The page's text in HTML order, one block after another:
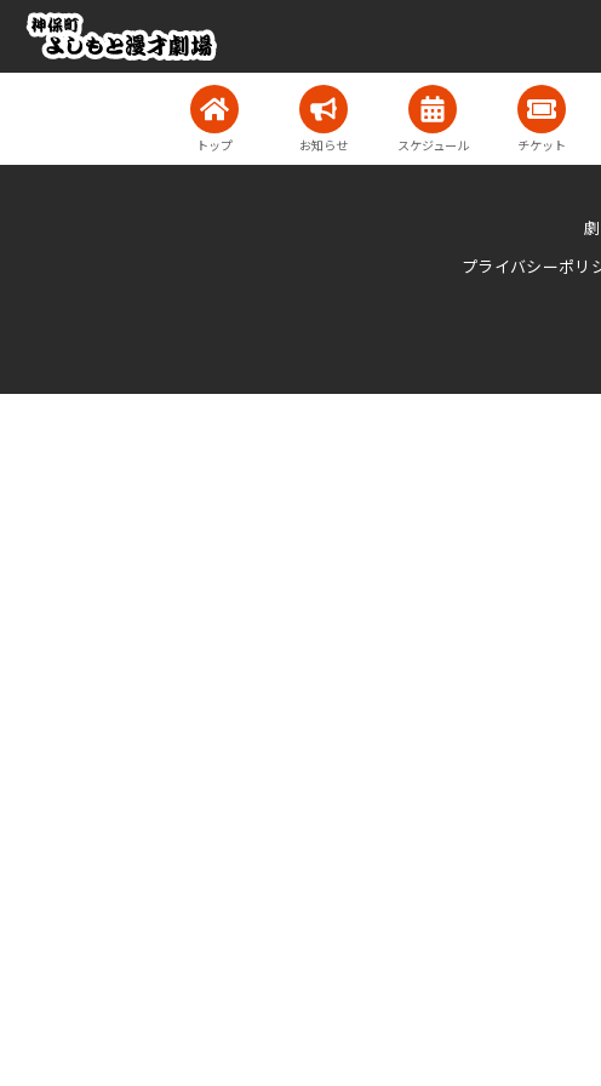
トップ お知らせ スケジュール チケット
プライバシーポリ